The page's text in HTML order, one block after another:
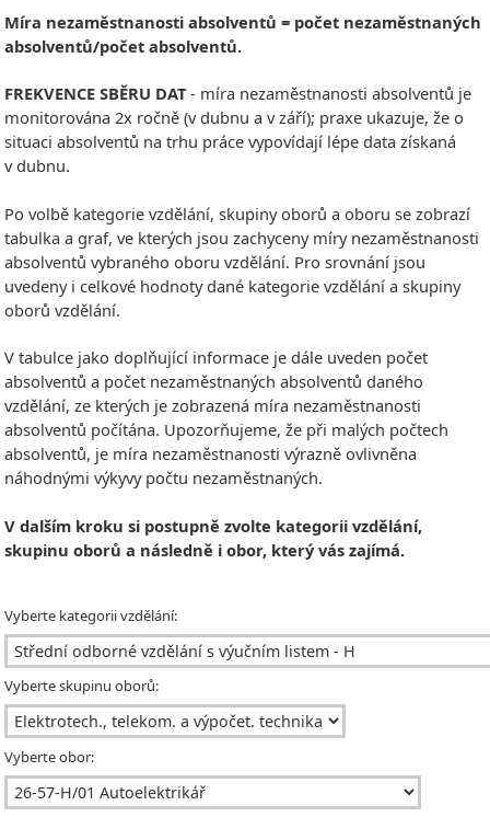
Míra nezaměstnanosti absolventů = počet nezaměstnaných
absolventů/počet absolventů.
FREKVENCE SBĚRU DAT- míra nezaměstnanosti absolventů je
monitorována 2x ročně (v dubnu a v září); praxe ukazuje, že o
situaci absolventů na trhu práce vypovídají lépe data získaná
v dubnu.
Po volbě kategorie vzdělání, skupiny oborů a oboru se zobrazí
tabulka a graf, ve kterých jsou zachyceny míry nezaměstnanosti
absolventů vybraného oboru vzdělání. Pro srovnání jsou
uvedeny i celkové hodnoty dané kategorie vzdělání a skupiny
oborů vzdělání.
V tabulce jako doplňující informace je dále uveden počet
absolventů a počet nezaměstnaných absolventů daného
vzdělání, ze kterých je zobrazená míra nezaměstnanosti
absolventů počítána. Upozorňujeme, že při malých počtech
absolventů, je míra nezaměstnanosti výrazně ovlivněna
náhodnými výkyvy počtu nezaměstnaných.
V dalším kroku si postupně zvolte kategorii vzdělání,
skupinu oborů a následně i obor, který vás zajímá.
Vyberte kategorii vzdělání:
Vyberte skupinu oborů:
Vyberte obor: